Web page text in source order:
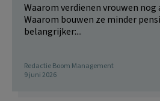
Waarom verdienen vrouwen
Waarom bouwen ze minder
belangrijker:...
Redactie Boom Management
9 juni 2026